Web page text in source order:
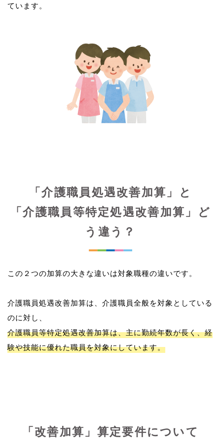
ています。
「介護職員処遇改善加算」と
「介護職員等特定処遇改善加算」ど
う違う？
この２つの加算の大きな違いは対象職種の違いです。
介護職員処遇改善加算は、介護職員全般を対象としている
介護職員等特定処遇改善加算は、主に勤続年数が長く、経
験や技能に優れた職員を対象にしています。
「改善加算」算定要件について